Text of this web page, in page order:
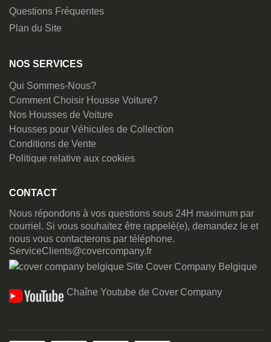
Questions Fréquentes
Plan du Site
NOS SERVICES
Qui Sommes-Nous?
Comment Choisir Housse Voiture?
Nos Housses de Voiture
Housses pour Véhicules de Collection
Conditions de Vente
Politique relative aux cookies
CONTACT
Nous répondons à vos questions sous 24H maximum par
courriel. Si vous souhaitez être rappelé(e), demandez le et
nous vous contacterons par téléphone.
ServiceClients@covercompany.fr
Site Cover Company Belgique
Chaîne Youtube de Cover Company